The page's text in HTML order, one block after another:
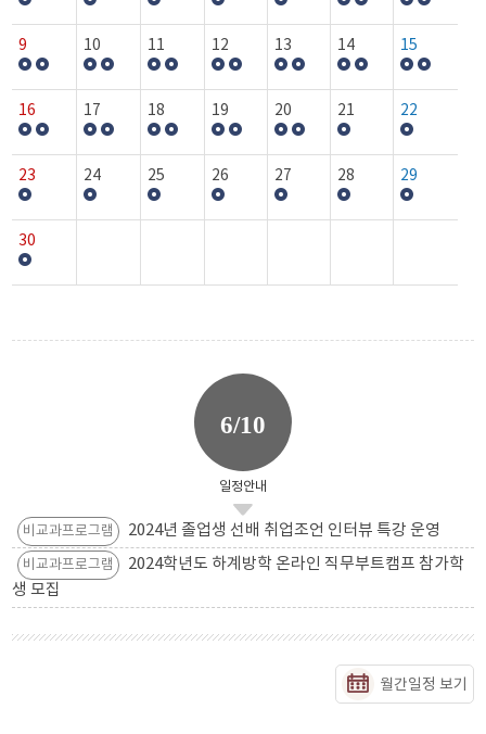
9 10 11 12 13 14 15
16 17 18 19 20 21 22
23 24 25 26 27 28 29
30
6/10
일정안내
비교과프로그램 2024년 졸업생 선배 취업조언 인터뷰 특강 운영
비교과프로그램
2024학년도 하계방학 온라인 직무부트캠프 참가학
생 모집
월간일정 보기